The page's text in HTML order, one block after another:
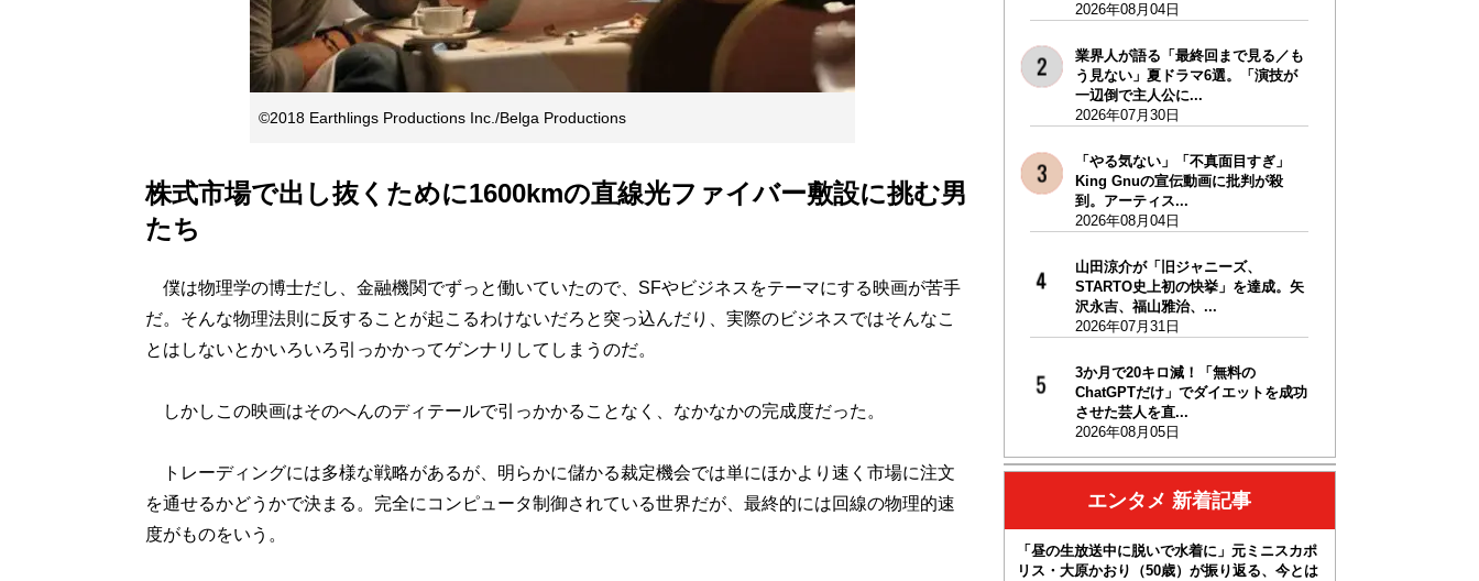
©2018 Earthlings Productions Inc./Belga Productions
株式市場で出し抜くために1600kmの直線光ファイバー敷設に挑む男
たち
僕は物理学の博士だし、金融機関でずっと働いていたので、SFやビジネスをテーマにする映画が苦手
だ。そんな物理法則に反することが起こるわけないだろと突っ込んだり、実際のビジネスではそんなこ
とはしないとかいろいろ引っかかってゲンナリしてしまうのだ。
しかしこの映画はそのへんのディテールで引っかかることなく、なかなかの完成度だった。
トレーディングには多様な戦略があるが、明らかに儲かる裁定機会では単にほかより速く市場に注文
を通せるかどうかで決まる。完全にコンピュータ制御されている世界だが、最終的には回線の物理的速
度がものをいう。
2026年08月04日
業界人が語る「最終回まで見る／も
う見ない」夏ドラマ6選。「演技が
一辺倒で主人公に...
2026年07月30日
「やる気ない」「不真面目すぎ」
King Gnuの宣伝動画に批判が殺
到。アーティス...
2026年08月04日
山田涼介が「旧ジャニーズ、
STARTO史上初の快挙」を達成。矢
沢永吉、福山雅治、...
2026年07月31日
3か月で20キロ減！「無料の
ChatGPTだけ」でダイエットを成功
させた芸人を直...
2026年08月05日
エンタメ 新着記事
「昼の生放送中に脱いで水着に」元ミニスカポ
リス・大原かおり（50歳）が振り返る、今とは